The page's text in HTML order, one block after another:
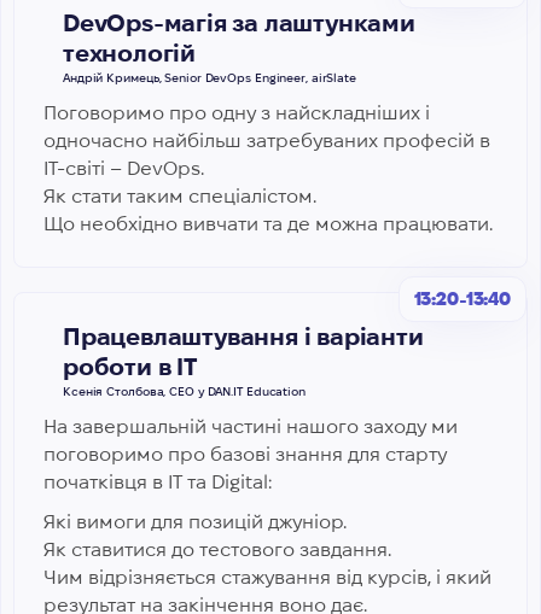
DevOps-магія за лаштунками
технологій
Андрій Кримець, Senior DevOps Engineer, airSlate
Поговоримо про одну з найскладніших і
одночасно найбільш затребуваних професій в
ІТ-світі – DevOps.
Як стати таким спеціалістом.
Що необхідно вивчати та де можна працювати.
13:20-13:40
Працевлаштування і варіанти
роботи в ІТ
Ксенія Столбова, CEO у DAN.IT Education
На завершальній частині нашого заходу ми
поговоримо про базові знання для старту
початківця в ІТ та Digital:
Які вимоги для позицій джуніор.
Як ставитися до тестового завдання.
Чим відрізняється стажування від курсів, і який
результат на закінчення воно дає.